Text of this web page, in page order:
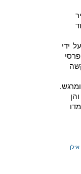
ידי
אילן